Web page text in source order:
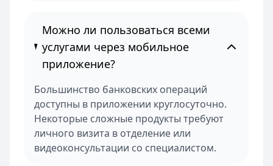
Можно ли пользоваться всеми
услугами через мобильное
приложение?
Большинство банковских операций
доступны в приложении круглосуточно.
Некоторые сложные продукты требуют
личного визита в отделение или
видеоконсультации со специалистом.